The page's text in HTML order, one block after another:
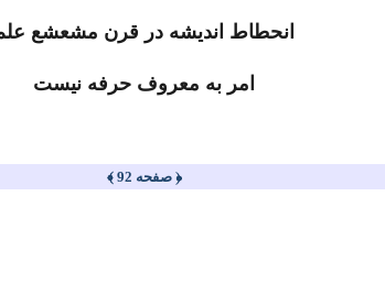
انحطاط اندیشه در قرن مشعشع
امر به معروف حرفه نیست
﴿ صفحه 92 ﴾